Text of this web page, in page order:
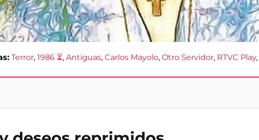
Terror, 1986 ⏳, Antiguas, Carlos Mayolo, Otro Servidor, RTVC Play,